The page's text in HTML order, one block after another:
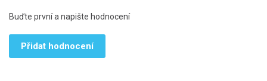
Buďte první a napište hodnocení
Přidat hodnocení